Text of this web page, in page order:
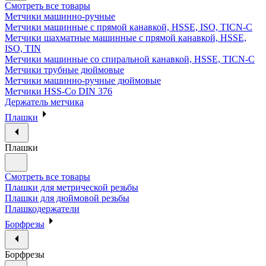
Смотреть все товары
Метчики машинно-ручные
Метчики машинные с прямой канавкой, HSSE, ISO, TICN-C
Метчики шахматные машинные с прямой канавкой, HSSE,
ISO, TIN
Метчики машинные со спиральной канавкой, HSSE, TICN-C
Метчики трубные дюймовые
Метчики машинно-ручные дюймовые
Метчики HSS-Co DIN 376
Держатель метчика
Плашки
Плашки
Смотреть все товары
Плашки для метрической резьбы
Плашки для дюймовой резьбы
Плашкодержатели
Борфрезы
Борфрезы